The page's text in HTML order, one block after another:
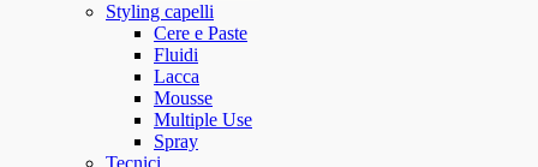
Styling capelli
Cere e Paste
Fluidi
Lacca
Mousse
Multiple Use
Spray
Tecnici